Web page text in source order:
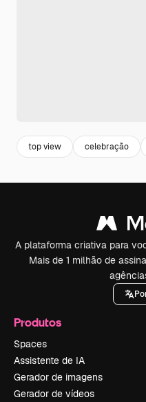
top view celebração
A plataforma criativa para
Mais de 1 milhão de
Produtos
Spaces
Assistente de IA
Gerador de imagens
Gerador de vídeos